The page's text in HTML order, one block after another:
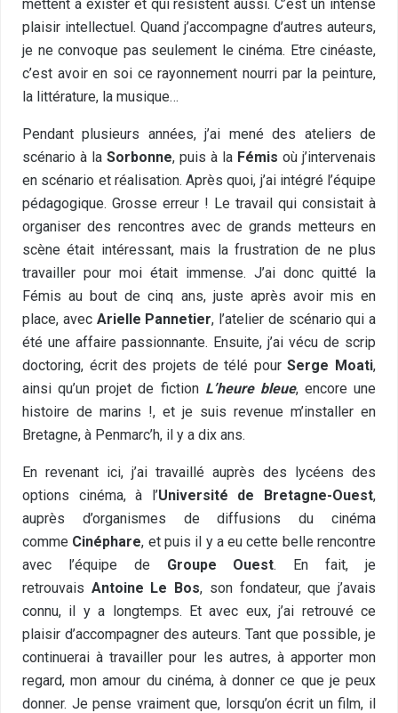
mettent à exister et qui résistent aussi. C’est un intense
plaisir intellectuel. Quand j’accompagne d’autres auteurs,
je ne convoque pas seulement le cinéma. Etre cinéaste,
c’est avoir en soi ce rayonnement nourri par la peinture,
la littérature, la musique…
Pendant plusieurs années, j’ai mené des ateliers de
scénario à la Sorbonne, puis à la Fémis où j’intervenais
en scénario et réalisation. Après quoi, j’ai intégré l’équipe
pédagogique. Grosse erreur ! Le travail qui consistait à
organiser des rencontres avec de grands metteurs en
scène était intéressant, mais la frustration de ne plus
travailler pour moi était immense. J’ai donc quitté la
Fémis au bout de cinq ans, juste après avoir mis en
place, avec Arielle Pannetier, l’atelier de scénario qui a
été une affaire passionnante. Ensuite, j’ai vécu de scrip
doctoring, écrit des projets de télé pourSerge Moati,
ainsi qu’un projet de fiction L’heure bleue, encore une
histoire de marins !, et je suis revenue m’installer en
Bretagne, à Penmarc’h, il y a dix ans.
En revenant ici, j’ai travaillé auprès des lycéens des
options cinéma, à l’Université de Bretagne-Ouest,
auprès d’organismes de diffusions du cinéma
comme Cinéphare, et puis il y a eu cette belle rencontre
avec l’équipe de Groupe Ouest. En fait, je
retrouvais Antoine Le Bos, son fondateur, que j’avais
connu, il y a longtemps. Et avec eux, j’ai retrouvé ce
plaisir d’accompagner des auteurs. Tant que possible, je
continuerai à travailler pour les autres, à apporter mon
regard, mon amour du cinéma, à donner ce que je peux
donner. Je pense vraiment que, lorsqu’on écrit un film, il